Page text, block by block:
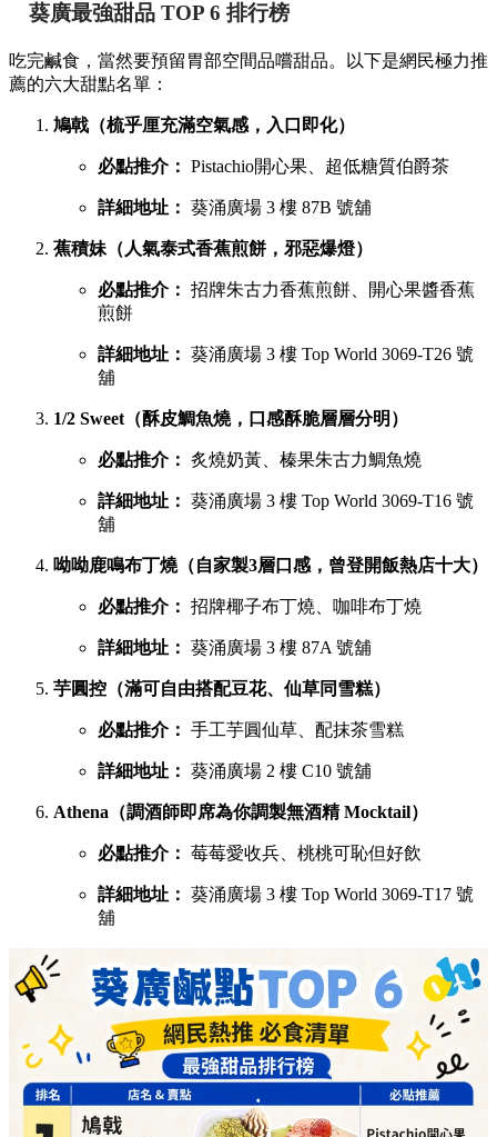
葵廣最強甜品 TOP 6 排行榜
吃完鹹食，當然要預留胃部空間品嚐甜品。以下是網民極力推
薦的六大甜點名單：
鳩戟（梳乎厘充滿空氣感，入口即化）
必點推介： Pistachio開心果、超低糖質伯爵茶
詳細地址： 葵涌廣場 3 樓 87B 號舖
蕉積妹（人氣泰式香蕉煎餅，邪惡爆燈）
必點推介： 招牌朱古力香蕉煎餅、開心果醬香蕉
煎餅
詳細地址： 葵涌廣場 3 樓 Top World 3069-T26 號
舖
1/2 Sweet（酥皮鯛魚燒，口感酥脆層層分明）
必點推介： 炙燒奶黃、榛果朱古力鯛魚燒
詳細地址： 葵涌廣場 3 樓 Top World 3069-T16 號
舖
呦呦鹿鳴布丁燒（自家製3層口感，曾登開飯熱店十大）
必點推介： 招牌椰子布丁燒、咖啡布丁燒
詳細地址： 葵涌廣場 3 樓 87A 號舖
芋圓控（滿可自由搭配豆花、仙草同雪糕）
必點推介： 手工芋圓仙草、配抹茶雪糕
詳細地址： 葵涌廣場 2 樓 C10 號舖
Athena（調酒師即席為你調製無酒精 Mocktail）
必點推介： 莓莓愛收兵、桃桃可恥但好飲
詳細地址： 葵涌廣場 3 樓 Top World 3069-T17 號
舖